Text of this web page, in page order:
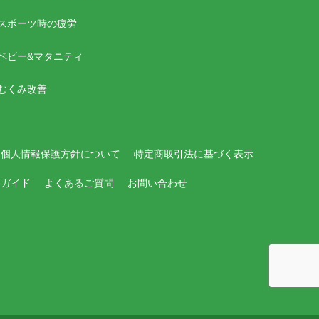
ポーツ時の疲労
ビー&マタニティ
くみ改善
個人情報保護方針について 特定商取引法に基づく表示
イド よくあるご質問 お問い合わせ